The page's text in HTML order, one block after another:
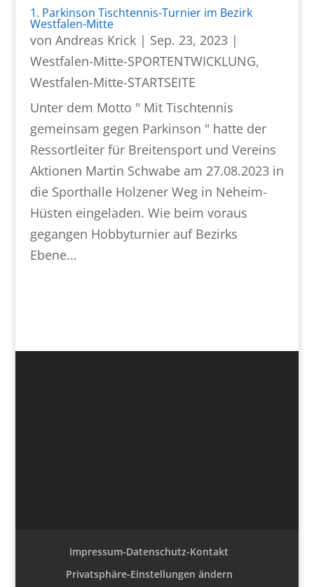
1. Parkinson Tischtennis-Turnier im Bezirk
Westfalen-Mitte
von Andreas Krick| Sep. 23, 2023|
Westfalen-Mitte-SPORTENTWICKLUNG,
Westfalen-Mitte-STARTSEITE
Unter dem Motto " Mit Tischtennis
gemeinsam gegen Parkinson " hatte der
Ressortleiter für Breitensport und Vereins
Aktionen Martin Schwabe am 27.08.2023 in
die Sporthalle Holzener Weg in Neheim-
Hüsten eingeladen. Wie beim voraus
gegangen Hobbyturnier auf Bezirks
Ebene...
Impressum-Datenschutz-Kontakt
Privatsphäre-Einstellungen ändern